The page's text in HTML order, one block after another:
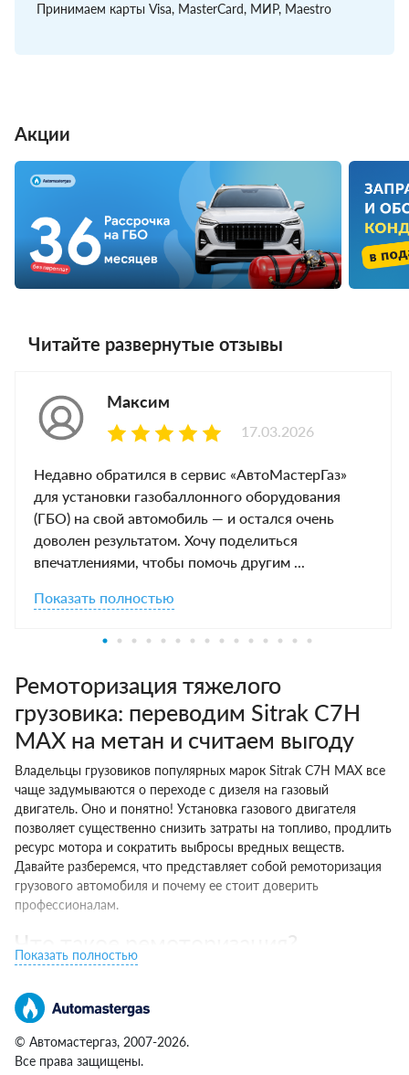
Принимаем карты Visa, MasterCard, МИР, Maestro
Акции
Читайте развернутые отзывы
Максим
Недавно обратился в сервис «АвтоМастерГаз»
для установки газобаллонного оборудования
(ГБО) на свой автомобиль — и остался очень
доволен результатом. Хочу поделиться
впечатлениями, чтобы помочь другим ...
Показать полностью
17.03.2026
Ремоторизация тяжелого
грузовика: переводим Sitrak С7Н
МАХ на метан и считаем выгоду
Владельцы грузовиков популярных марок Sitrak С7Н МАХ все
чаще задумываются о переходе с дизеля на газовый
двигатель. Оно и понятно! Установка газового двигателя
позволяет существенно снизить затраты на топливо, продлить
ресурс мотора и сократить выбросы вредных веществ.
Давайте разберемся, что представляет собой ремоторизация
грузового автомобиля и почему ее стоит доверить
профессионалам.
Что такое ремоторизация?
дизеля на газовый двигатель, работающий на сжатом
природном газе (метане). Процесс включает такие шаги:
Демонтаж дизельного мотора вместе со всем навесным
оборудованием
Показать полностью
© Автомастергаз, 2007-2026.
Все права защищены.